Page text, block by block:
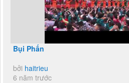
Bụi Phấn
bởi haitrieu
6 năm trước